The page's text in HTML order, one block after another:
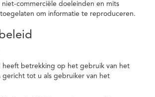
niet-commerciële doeleinden en mits
om informatie te reproduceren.
heeft betrekking op het gebruik van het
gericht tot u als gebruiker van het